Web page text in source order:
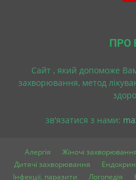
ПРО
Cайт , який допоможе
захворювання, метод
зв'язатися з нами:
Алергія Жіночі
Дитячі захворювання
Інфекції, паразити
Логопедія